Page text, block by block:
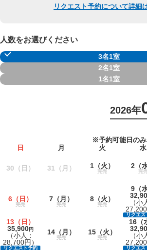
リクエスト予約について詳細
人数をお選びください
3名1室
2名1室
1名1室
2026年
※予約可能日の
日
月 火 水
30 （日） 31 （月） 1 （火）
完売
2 （
完
6 （日）
完売
7 （月）
完売
8 （火）
完売
9 （
（小
27,200
リクエス
13 （日）
35,900円
（小人：
28,700円）
リクエスト予約
14 （月）
完売
15 （火）
完売
16 （
（小
27,200
リクエス